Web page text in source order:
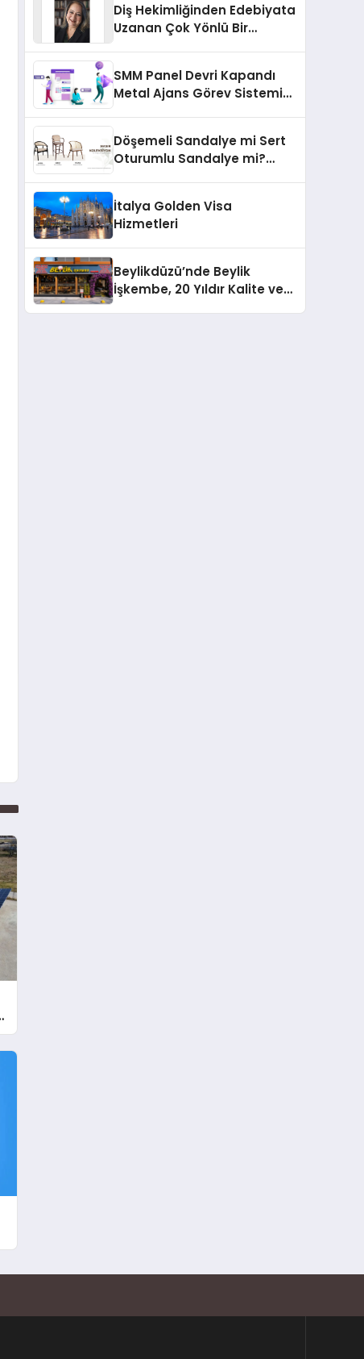
Diş Hekimliğinden Edebiyata
Uzanan Çok Yönlü Bir
SMM Panel Devri Kapandı
Metal Ajans Görev Sistemi
Döşemeli Sandalye mi Sert
Oturumlu Sandalye mi?
İtalya Golden Visa
Hizmetleri
Beylikdüzü’nde Beylik
İşkembe, 20 Yıldır Kalite ve